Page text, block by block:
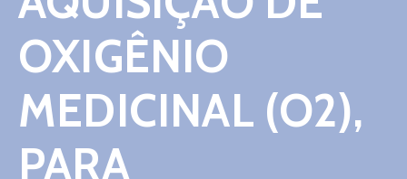
OXIGÊNIO
MEDICINAL (O2),
PARA